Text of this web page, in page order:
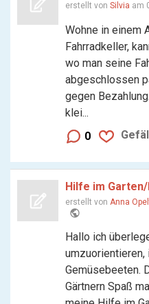
erstellt von Silvia am
Wohne in einem
Fahrradkeller,
wo man seine
abgeschlossen
gegen
klei...
0
Hilfe im
erstellt von Anna
public
Hallo ich
umzuorientieren,
Gemüsebeeten.
Gärtnern Spaß